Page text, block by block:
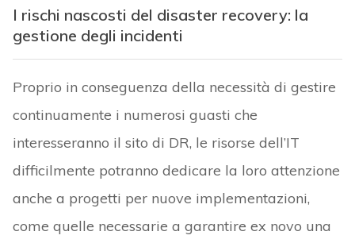
I rischi nascosti del disaster recovery: la
gestione degli incidenti
Proprio in conseguenza della necessità di gestire
continuamente i numerosi guasti che
interesseranno il sito di DR, le risorse dell’IT
difficilmente potranno dedicare la loro attenzione
anche a progetti per nuove implementazioni,
come quelle necessarie a garantire ex novo una